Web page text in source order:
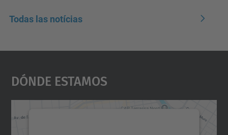
Todas las notícias
Dónde Estamos